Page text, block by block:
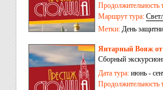
Продолжительность
Маршрут тура:
пос.
Метки: День
Янтарный Вояж от
Сборный
Дата тура: июнь -
Продолжительность